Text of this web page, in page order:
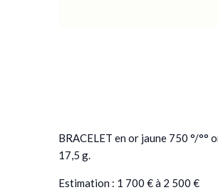
BRACELET en or jaune 750 °/°°
17,5 g.
Estimation : 1 700 € à 2 500 €